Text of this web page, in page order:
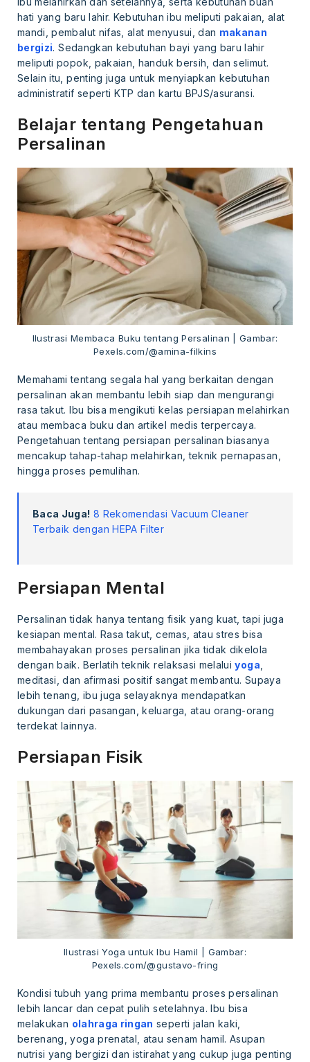
hati yang baru lahir. Kebutuhan ibu meliputi pakaian, alat
mandi, pembalut nifas, alat menyusui, dan makanan
bergizi. Sedangkan kebutuhan bayi yang baru lahir
meliputi popok, pakaian, handuk bersih, dan selimut.
Selain itu, penting juga untuk menyiapkan kebutuhan
administratif seperti KTP dan kartu BPJS/asuransi.
Belajar tentang Pengetahuan
Persalinan
Ilustrasi Membaca Buku tentang Persalinan | Gambar:
Pexels.com/@amina-filkins
Memahami tentang segala hal yang berkaitan dengan
persalinan akan membantu lebih siap dan mengurangi
rasa takut. Ibu bisa mengikuti kelas persiapan melahirkan
atau membaca buku dan artikel medis terpercaya.
Pengetahuan tentang persiapan persalinan biasanya
mencakup tahap-tahap melahirkan, teknik pernapasan,
hingga proses pemulihan.
Baca Juga! 8 Rekomendasi Vacuum Cleaner
Terbaik dengan HEPA Filter
Persiapan Mental
Persalinan tidak hanya tentang fisik yang kuat, tapi juga
kesiapan mental. Rasa takut, cemas, atau stres bisa
membahayakan proses persalinan jika tidak dikelola
dengan baik. Berlatih teknik relaksasi melaluiyoga,
meditasi, dan afirmasi positif sangat membantu. Supaya
lebih tenang, ibu juga selayaknya mendapatkan
dukungan dari pasangan, keluarga, atau orang-orang
terdekat lainnya.
Persiapan Fisik
Ilustrasi Yoga untuk Ibu Hamil | Gambar:
Pexels.com/@gustavo-fring
Kondisi tubuh yang prima membantu proses persalinan
lebih lancar dan cepat pulih setelahnya. Ibu bisa
melakukan olahraga ringan seperti jalan kaki,
berenang, yoga prenatal, atau senam hamil. Asupan
nutrisi yang bergizi dan istirahat yang cukup juga penting